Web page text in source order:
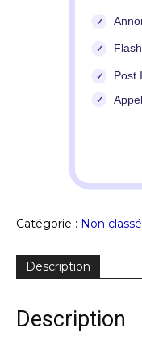
Catégorie : Non classé
Description
Description